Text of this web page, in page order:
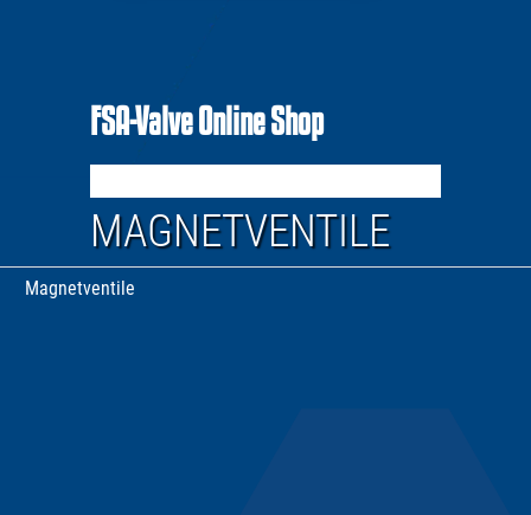
FSA-Valve Online Shop
MAGNETVENTILE
Magnetventile